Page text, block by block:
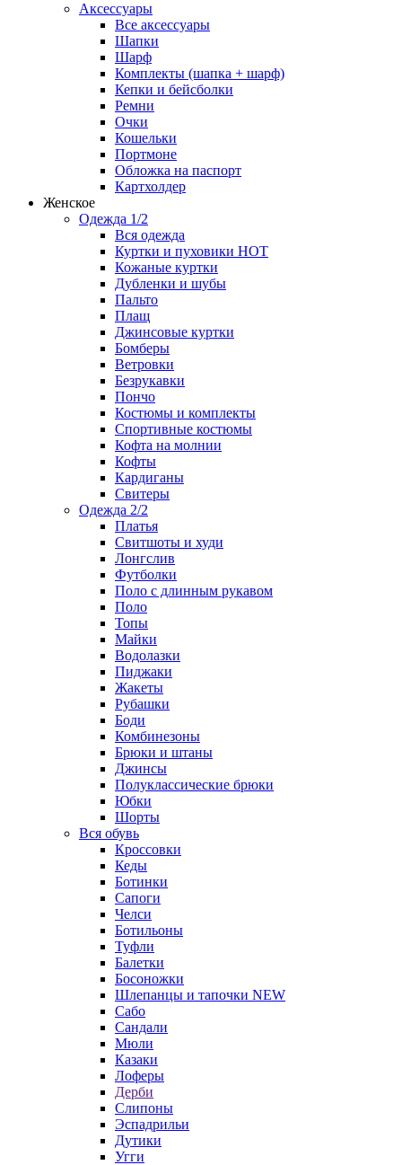
Аксессуары
Все аксессуары
Шапки
Шарф
Комплекты (шапка + шарф)
Кепки и бейсболки
Ремни
Очки
Кошельки
Портмоне
Обложка на паспорт
Картхолдер
Женское
Одежда 1/2
Вся одежда
Куртки и пуховики HOT
Кожаные куртки
Дубленки и шубы
Пальто
Плащ
Джинсовые куртки
Бомберы
Ветровки
Безрукавки
Пончо
Костюмы и комплекты
Спортивные костюмы
Кофта на молнии
Кофты
Кардиганы
Свитеры
Одежда 2/2
Платья
Свитшоты и худи
Лонгслив
Футболки
Поло с длинным рукавом
Поло
Топы
Майки
Водолазки
Пиджаки
Жакеты
Рубашки
Боди
Комбинезоны
Брюки и штаны
Джинсы
Полуклассические брюки
Юбки
Шорты
Вся обувь
Кроссовки
Кеды
Ботинки
Сапоги
Челси
Ботильоны
Туфли
Балетки
Босоножки
Шлепанцы и тапочки NEW
Сабо
Сандали
Мюли
Казаки
Лоферы
Дерби
Слипоны
Эспадрильи
Дутики
Угги